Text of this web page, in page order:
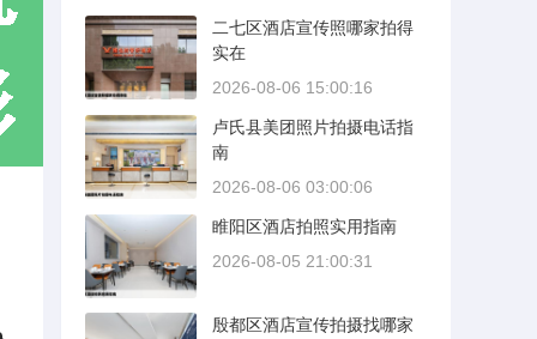
二七区酒店宣传照哪家拍得
实在
2026-08-06 15:00:16
卢氏县美团照片拍摄电话指
南
2026-08-06 03:00:06
睢阳区酒店拍照实用指南
2026-08-05 21:00:31
殷都区酒店宣传拍摄找哪家